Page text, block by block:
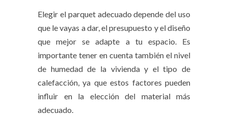
Elegir el parquet adecuado depende del uso
que le vayas a dar, el presupuesto y el diseño
que mejor se adapte a tu espacio. Es
importante tener en cuenta también el nivel
de humedad de la vivienda y el tipo de
calefacción, ya que estos factores pueden
influir en la elección del material más
adecuado.